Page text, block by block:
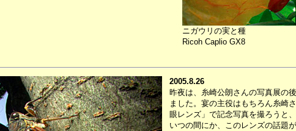
ニガウリの実と種
Ricoh Caplio GX8
2005.8.26
昨夜は、糸崎公朗さんの写真展の
ました。宴の主役はもちろん糸崎
眼レンズ」で記念写真を撮ろうと
いつの間にか、このレンズの話題